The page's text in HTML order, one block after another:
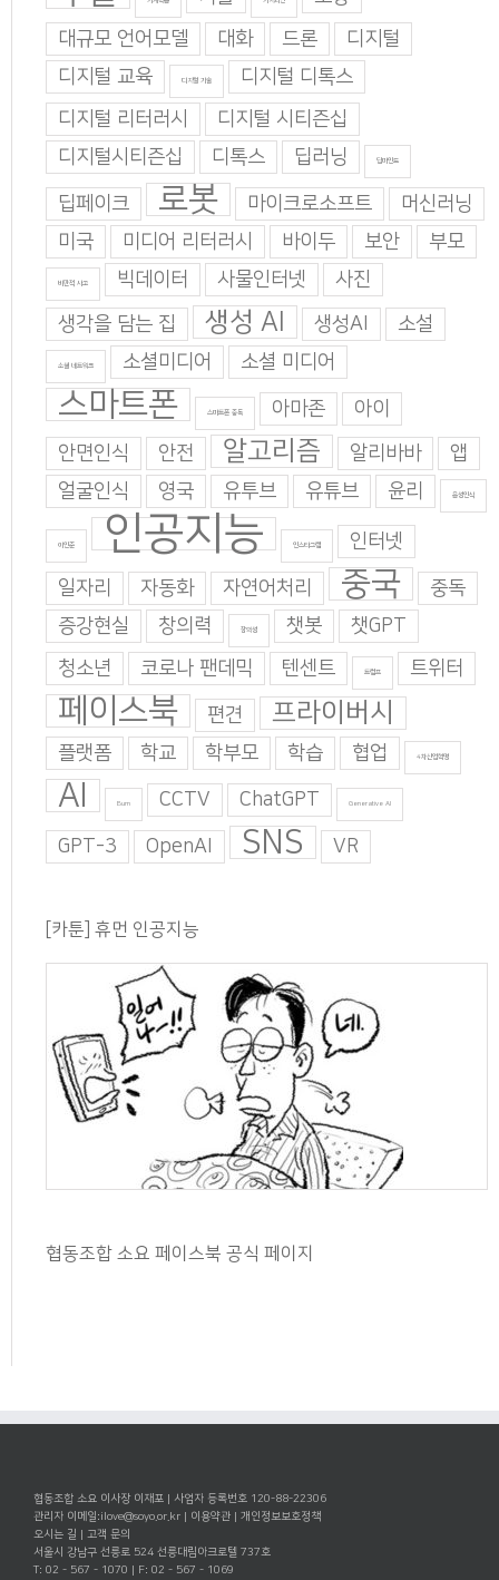
대규모 언어모델
대화 드론
디지털
디지털 교육
디지털 기술
디지털 디톡스
디지털 리터러시
디지털 시티즌십
디지털시티즌십
디톡스 딥러닝 딥마인드
딥페이크 로봇 마이크로소프트
머신러닝
미국
미디어 리터러시 바이두 보안 부모
비판적 사고 빅데이터 사물인터넷
사진
생각을 담는 집
생성 AI 생성AI 소설
소셜 네트워크 소셜미디어 소셜 미디어
스마트폰 스마트폰 중독 아마존
아이
안면인식
안전 알고리즘 알리바바
앱
얼굴인식
영국 유투브 유튜브 윤리 음성인식
이인준 인공지능 인스타그램 인터넷
일자리 자동화 자연어처리 중국
중독
증강현실
창의력 창의성 챗봇
챗GPT
청소년
코로나 팬데믹 텐센트 트럼프 트위터
페이스북 편견 프라이버시
플랫폼 학교 학부모 학습 협업 4차산업혁명
AI Burn CCTV ChatGPT Generative AI
GPT-3 OpenAI SNS VR
[카툰] 휴먼 인공지능
협동조합 소요 페이스북 공식 페이지
협동조합 소요 이사장 이재포 | 사업자 등록번호 120-88-22306
관리자 이메일:ilove@soyo.or.kr 이용약관
개인정보보호정책
오시는 길
고객 문의
서울시 강남구 선릉로 524 선릉대림아크로텔 737호
T: 02 - 567 - 1070 | F: 02 - 567 - 1069